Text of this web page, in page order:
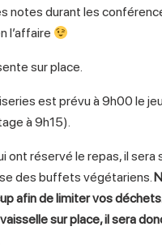
notes durant les
l’affaire
sur place.
est prévu à 9h00 le
à 9h15).
ont réservé le repas, il
des buffets végétariens.
afin de limiter vos
sur place, il sera